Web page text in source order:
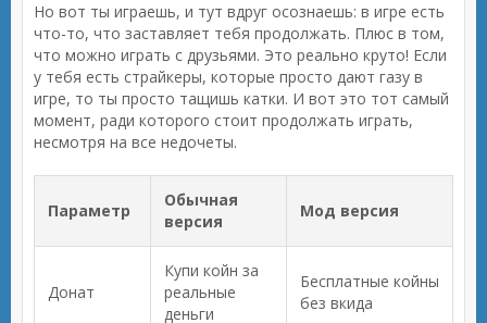
Но вот ты играешь, и тут вдруг осознаешь: в игре есть
что-то, что заставляет тебя продолжать. Плюс в том,
что можно играть с друзьями. Это реально круто! Если
у тебя есть страйкеры, которые просто дают газу в
игре, то ты просто тащишь катки. И вот это тот самый
момент, ради которого стоит продолжать играть,
несмотря на все недочеты.
Параметр
Обычная
версия
Мод версия
Донат
Купи койн за
реальные
деньги
Бесплатные койны
без вкида